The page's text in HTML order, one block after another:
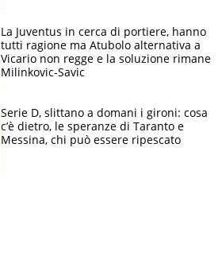
La Juventus in cerca di portiere, hanno
tutti ragione ma Atubolo alternativa a
Vicario non regge e la soluzione rimane
Milinkovic-Savic
Serie D, slittano a domani i gironi: cosa
c’è dietro, le speranze di Taranto e
Messina, chi può essere ripescato